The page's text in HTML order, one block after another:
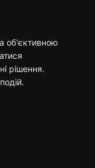
об'єктивною
рішення.